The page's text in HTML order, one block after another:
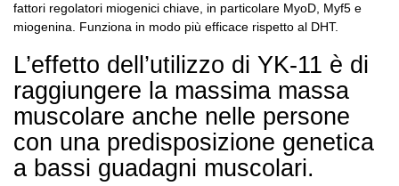
fattori regolatori miogenici chiave, in particolare MyoD, Myf5 e
miogenina. Funziona in modo più efficace rispetto al DHT.
L’effetto dell’utilizzo di YK-11 è di
raggiungere la massima massa
muscolare anche nelle persone
con una predisposizione genetica
a bassi guadagni muscolari.